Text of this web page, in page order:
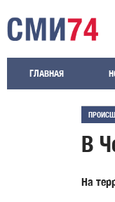
ГЛАВНАЯ
В
На